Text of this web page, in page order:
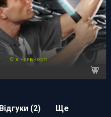
Є в наявності
Відгуки (2) Ще